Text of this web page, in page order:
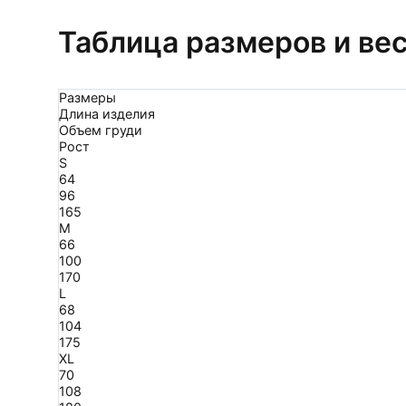
Таблица размеров и
Размеры
Длина изделия
Объем груди
Рост
S
64
96
165
M
66
100
170
L
68
104
175
XL
70
108